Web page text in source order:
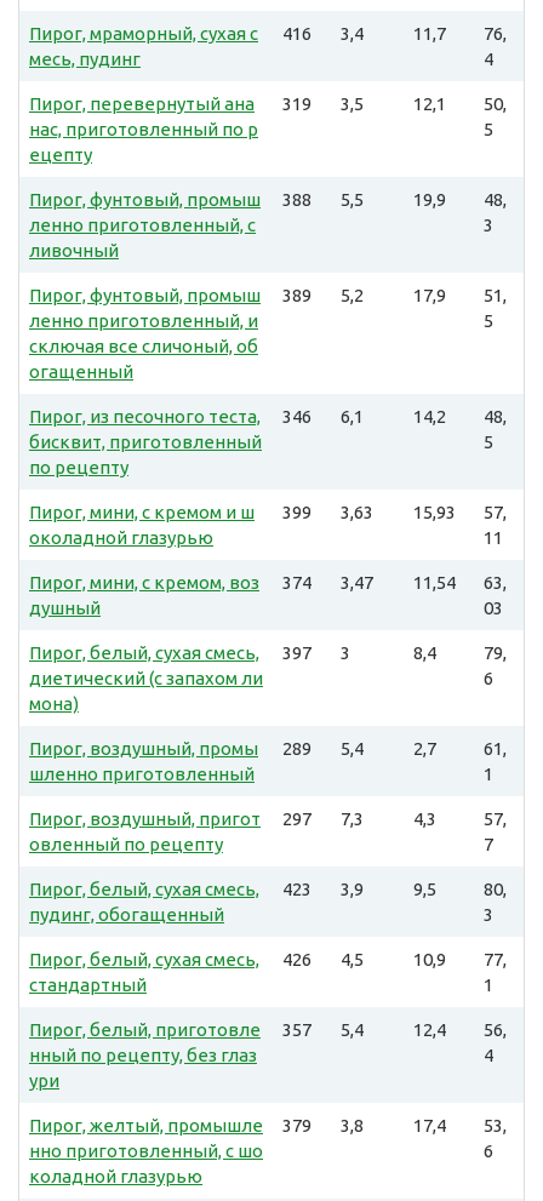
Пирог, мраморный, сухая с
месь, пудинг
416 3,4 11,7
76,
4
Пирог, перевернутый ана
нас, приготовленный по р
ецепту
319 3,5 12,1
50,
5
Пирог, фунтовый, промыш
ленно приготовленный, с
ливочный
388 5,5 19,9
48,
3
Пирог, фунтовый, промыш
ленно приготовленный, и
сключая все сличоный, об
огащенный
389 5,2 17,9
51,
5
Пирог, из песочного теста,
бисквит, приготовленный
по рецепту
346 6,1 14,2
48,
5
Пирог, мини, с кремом и ш
околадной глазурью
399 3,63 15,93
57,
11
Пирог, мини, с кремом, воз
душный
374 3,47 11,54
63,
03
Пирог, белый, сухая смесь,
диетический (с запахом ли
мона)
397 3 8,4
79,
6
Пирог, воздушный, промы
шленно приготовленный
289 5,4 2,7
61,
1
Пирог, воздушный, пригот
овленный по рецепту
297 7,3 4,3
57,
7
Пирог, белый, сухая смесь,
пудинг, обогащенный
423 3,9 9,5
80,
3
Пирог, белый, сухая смесь,
стандартный
426 4,5 10,9
77,
1
Пирог, белый, приготовле
нный по рецепту, без глаз
ури
357 5,4 12,4
56,
4
Пирог, желтый, промышле
нно приготовленный, с шо
коладной глазурью
379 3,8 17,4
53,
6